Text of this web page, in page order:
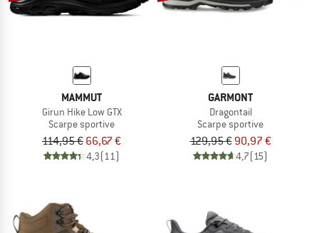
MAMMUT
Girun Hike Low GTX
Scarpe sportive
114,95 € 66,67 €
4,3(11)
GARMONT
Dragontail
Scarpe sportive
129,95 € 90,97 €
4,7(15)